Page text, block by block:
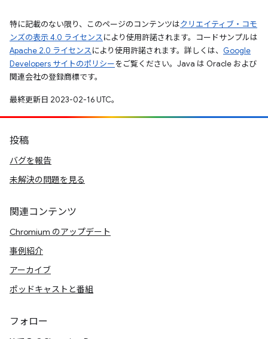
特に記載のない限り、このページのコンテンツはクリエイティブ・コモ
ンズの表示 4.0 ライセンスにより使用許諾されます。コードサンプルは
Apache 2.0 ライセンスにより使用許諾されます。詳しくは、 Google
Developers サイトのポリシーをご覧ください。Java は Oracle および
関連会社の登録商標です。
最終更新日 2023-02-16 UTC。
投稿
バグを報告
未解決の問題を見る
関連コンテンツ
Chromium のアップデート
事例紹介
アーカイブ
ポッドキャストと番組
フォロー